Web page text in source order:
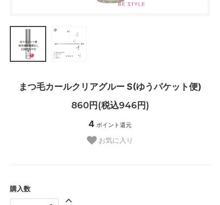
まつ毛カールクリアグルー S(ゆうパケット便)
860円(税込946円)
4 ポイント還元
お気に入り
購入数